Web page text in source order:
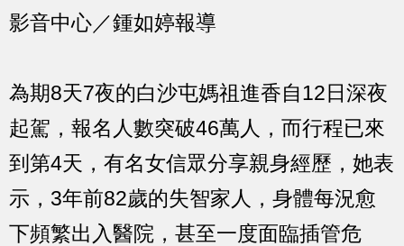
影音中心／鍾如婷報導
為期8天7夜的白沙屯媽祖進香自12日深夜
起駕，報名人數突破46萬人，而行程已來
到第4天，有名女信眾分享親身經歷，她表
示，3年前82歲的失智家人，身體每況愈
下頻繁出入醫院，甚至一度面臨插管危